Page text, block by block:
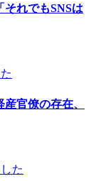
れでもSNSは
官僚の存在、
た